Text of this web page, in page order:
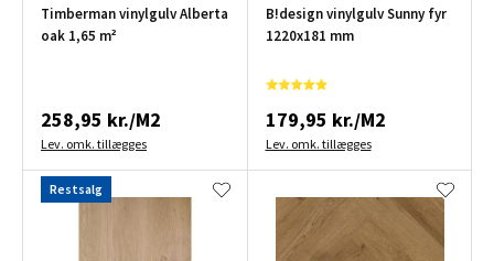
Timberman vinylgulv Alberta
oak 1,65 m²
258,95 kr./M2
Lev. omk. tillægges
B!design vinylgulv Sunny fyr
1220x181 mm
179,95 kr./M2
Lev. omk. tillægges
Restsalg